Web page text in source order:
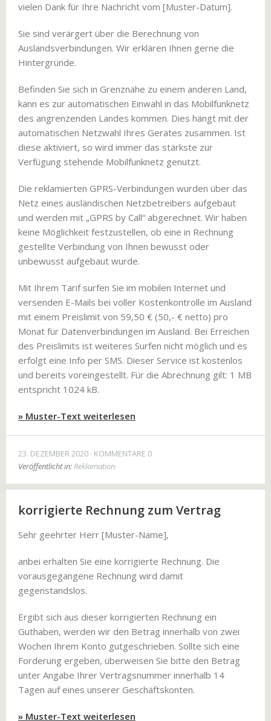
vielen Dank für Ihre Nachricht vom [Muster-Datum].
Sie sind verärgert über die Berechnung von
Auslandsverbindungen. Wir erklären Ihnen gerne die
Hintergründe.
Befinden Sie sich in Grenznähe zu einem anderen Land,
kann es zur automatischen Einwahl in das Mobilfunknetz
des angrenzenden Landes kommen. Dies hängt mit der
automatischen Netzwahl Ihres Gerätes zusammen. Ist
diese aktiviert, so wird immer das stärkste zur
Verfügung stehende Mobilfunknetz genutzt.
Die reklamierten GPRS-Verbindungen wurden über das
Netz eines ausländischen Netzbetreibers aufgebaut
und werden mit „GPRS by Call“ abgerechnet. Wir haben
keine Möglichkeit festzustellen, ob eine in Rechnung
gestellte Verbindung von Ihnen bewusst oder
unbewusst aufgebaut wurde.
Mit Ihrem Tarif surfen Sie im mobilen Internet und
versenden E-Mails bei voller Kostenkontrolle im Ausland
mit einem Preislimit von 59,50 € (50,- € netto) pro
Monat für Datenverbindungen im Ausland. Bei Erreichen
des Preislimits ist weiteres Surfen nicht möglich und es
erfolgt eine Info per SMS. Dieser Service ist kostenlos
und bereits voreingestellt. Für die Abrechnung gilt: 1 MB
entspricht 1024 kB.
» Muster-Text weiterlesen
23. DEZEMBER 2020 KOMMENTARE 0
Veröffentlicht in:Reklamation
korrigierte Rechnung zum Vertrag
Sehr geehrter Herr [Muster-Name],
anbei erhalten Sie eine korrigierte Rechnung. Die
vorausgegangene Rechnung wird damit
gegenstandslos.
Ergibt sich aus dieser korrigierten Rechnung ein
Guthaben, werden wir den Betrag innerhalb von zwei
Wochen Ihrem Konto gutgeschrieben. Sollte sich eine
Forderung ergeben, überweisen Sie bitte den Betrag
unter Angabe Ihrer Vertragsnummer innerhalb 14
Tagen auf eines unserer Geschäftskonten.
» Muster-Text weiterlesen